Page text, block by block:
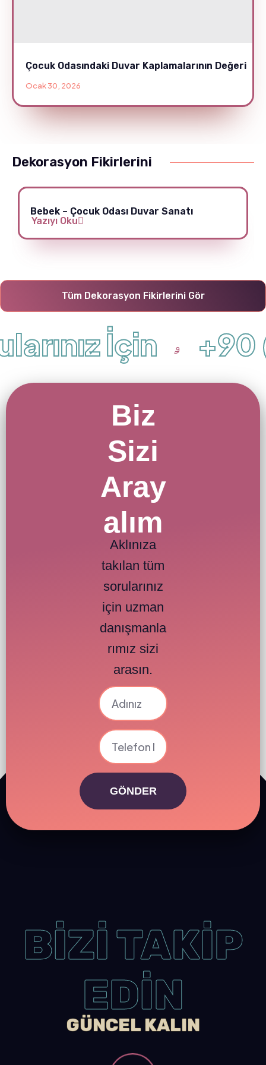
Çocuk Odasındaki Duvar Kaplamalarının Değeri
Ocak 30, 2026
Dekorasyon Fikirlerini
Bebek – Çocuk Odası Duvar Sanatı
Yazıyı Oku
Tüm Dekorasyon Fikirlerini Gör
İçin +90
Biz
Sizi
Aray
alım
Aklınıza
takılan tüm
sorularınız
için uzman
danışmanla
rımız sizi
arasın.
GÖNDER
BİZİ TAKİP
EDİN
GÜNCEL KALIN